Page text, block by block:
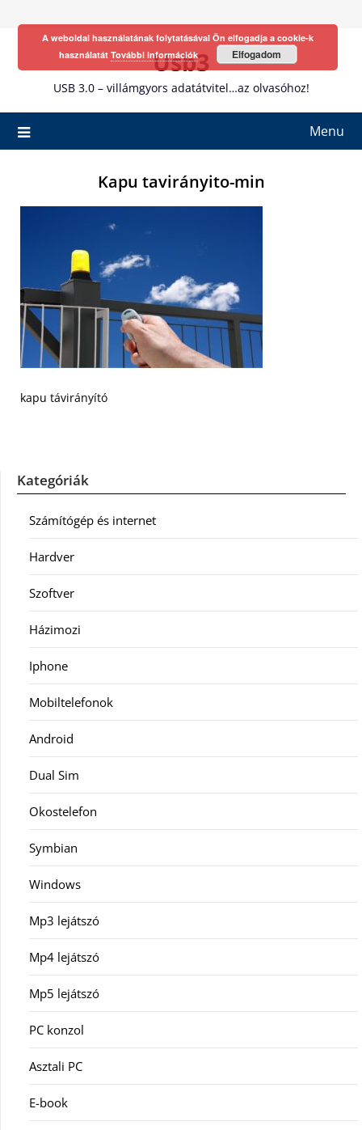
Usb3
USB 3.0 – villámgyors adatátvitel…az olvasóhoz!
Menu
Kapu tavirányito-min
kapu távirányító
Kategóriák
Számítógép és internet
Hardver
Szoftver
Házimozi
Iphone
Mobiltelefonok
Android
Dual Sim
Okostelefon
Symbian
Windows
Mp3 lejátszó
Mp4 lejátszó
Mp5 lejátszó
PC konzol
Asztali PC
E-book
A weboldal használatának folytatásával Ön elfogadja a cookie-k
használatát További információk Elfogadom